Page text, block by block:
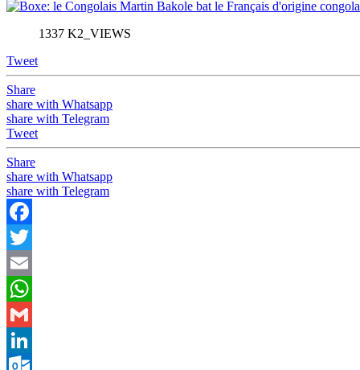
1337 K2_VIEWS
Tweet
Share
share with Whatsapp
share with Telegram
Tweet
Share
share with Whatsapp
share with Telegram
Facebook
Twitter
Email
WhatsApp
Gmail
LinkedIn